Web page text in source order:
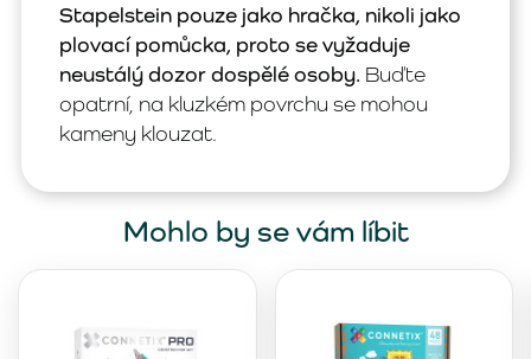
Stapelstein pouze jako hračka, nikoli jako
plovací pomůcka, proto se vyžaduje
neustálý dozor dospělé osoby. Buďte
opatrní, na kluzkém povrchu se mohou
kameny klouzat.
Mohlo by se vám líbit